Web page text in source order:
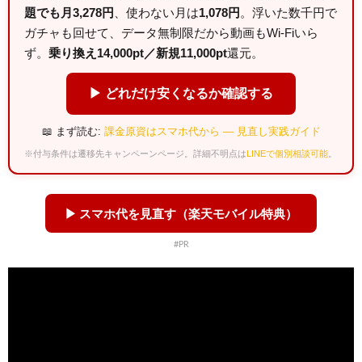
題でも月3,278円
、使わない月は1,078円 。浮いた数千円で
ガチャも回せて、データ無制限だから動画もWi-Fiいら
ず。 乗り換え14,000pt／新規11,000pt還元。
▶ どれだけ安くなるか確認する
📖 まず読む: 課金原資はスマホ代から — 見直し実践ガイド
※付与条件は遷移先キャンペーンページ。詳細不明点はLINEで個別相談可能
▶ スマホ代を見直す（楽天モバイル特典）
#PR